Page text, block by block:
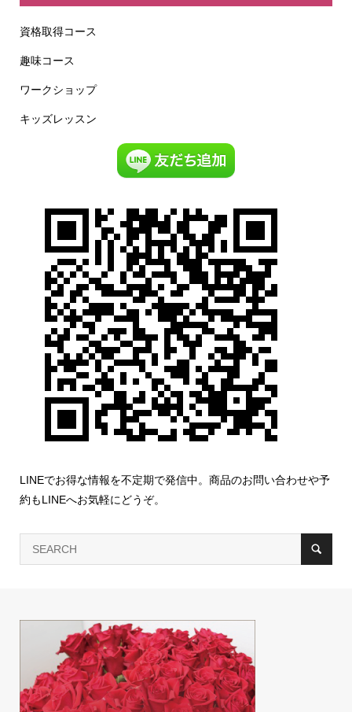
資格取得コース
趣味コース
ワークショップ
キッズレッスン
LINEでお得な情報を不定期で発信中。商品のお問い合わせや予
約もLINEへお気軽にどうぞ。